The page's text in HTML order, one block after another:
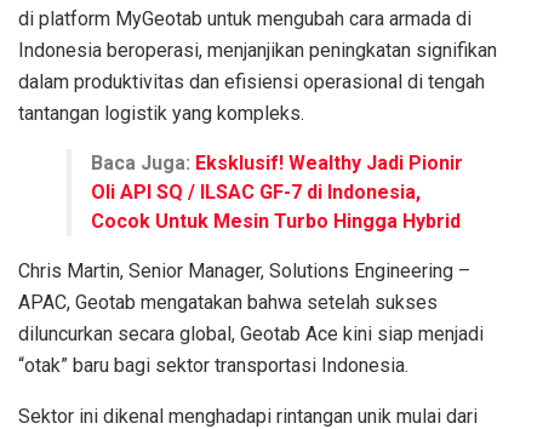
di platform MyGeotab untuk mengubah cara armada di
Indonesia beroperasi, menjanjikan peningkatan signifikan
dalam produktivitas dan efisiensi operasional di tengah
tantangan logistik yang kompleks.
Baca Juga: Eksklusif! Wealthy Jadi Pionir
Oli API SQ / ILSAC GF-7 di Indonesia,
Cocok Untuk Mesin Turbo Hingga Hybrid
Chris Martin, Senior Manager, Solutions Engineering –
APAC, Geotab mengatakan bahwa setelah sukses
diluncurkan secara global, Geotab Ace kini siap menjadi
“otak” baru bagi sektor transportasi Indonesia.
Sektor ini dikenal menghadapi rintangan unik mulai dari